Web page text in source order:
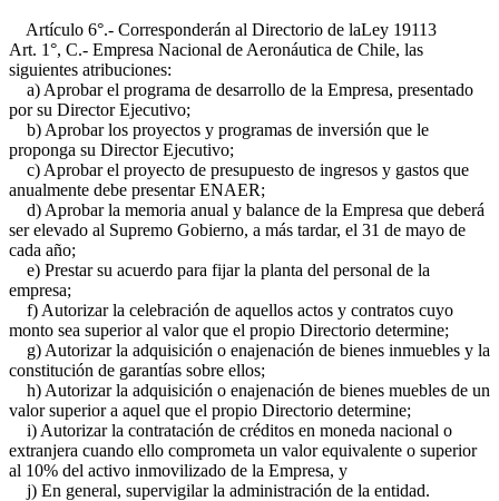
Artículo 6°.- Corresponderán al Directorio de laLey 19113
Art. 1°, C.- Empresa Nacional de Aeronáutica de Chile, las
siguientes atribuciones:
a) Aprobar el programa de desarrollo de la Empresa, presentado
por su Director Ejecutivo;
b) Aprobar los proyectos y programas de inversión que le
proponga su Director Ejecutivo;
c) Aprobar el proyecto de presupuesto de ingresos y gastos que
anualmente debe presentar ENAER;
d) Aprobar la memoria anual y balance de la Empresa que deberá
ser elevado al Supremo Gobierno, a más tardar, el 31 de mayo de
cada año;
e) Prestar su acuerdo para fijar la planta del personal de la
empresa;
f) Autorizar la celebración de aquellos actos y contratos cuyo
monto sea superior al valor que el propio Directorio determine;
g) Autorizar la adquisición o enajenación de bienes inmuebles y la
constitución de garantías sobre ellos;
h) Autorizar la adquisición o enajenación de bienes muebles de un
valor superior a aquel que el propio Directorio determine;
i) Autorizar la contratación de créditos en moneda nacional o
extranjera cuando ello comprometa un valor equivalente o superior
al 10% del activo inmovilizado de la Empresa, y
j) En general, supervigilar la administración de la entidad.